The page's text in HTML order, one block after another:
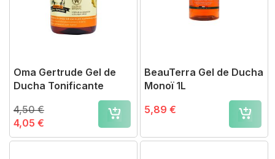
Oma Gertrude Gel de
Ducha Tonificante
4,05 €
4,50 €
BeauTerra Gel de Ducha
Monoï 1L
5,89 €